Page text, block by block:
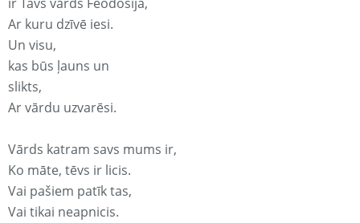
Ar kuru dzīvē iesi.
Un visu,
kas būs ļauns un
slikts,
Ar vārdu uzvarēsi.
Vārds katram savs mums ir,
Ko māte, tēvs ir licis.
Vai pašiem patīk tas,
Vai tikai neapnicis.